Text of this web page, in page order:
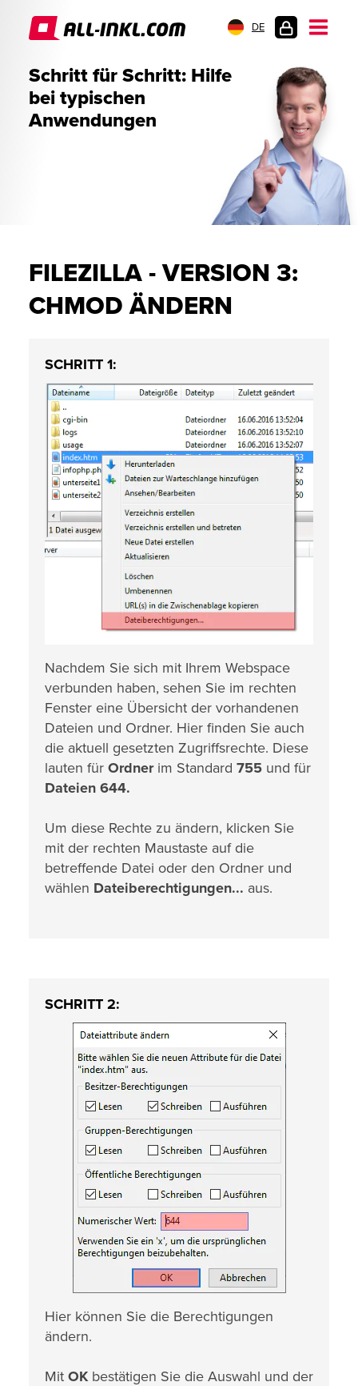
DE
Schritt für Schritt: Hilfe
bei typischen
Anwendungen
FILEZILLA - VERSION 3:
CHMOD ÄNDERN
SCHRITT 1:
Nachdem Sie sich mit Ihrem Webspace
verbunden haben, sehen Sie im rechten
Fenster eine Übersicht der vorhandenen
Dateien und Ordner. Hier finden Sie auch
die aktuell gesetzten Zugriffsrechte. Diese
lauten für Ordner im Standard 755 und für
Dateien 644.
Um diese Rechte zu ändern, klicken Sie
mit der rechten Maustaste auf die
betreffende Datei oder den Ordner und
wählen Dateiberechtigungen... aus.
SCHRITT 2:
Hier können Sie die Berechtigungen
ändern.
Mit OKbestätigen Sie die Auswahl und der